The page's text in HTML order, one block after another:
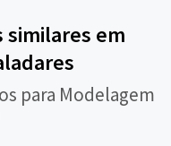
similares em
para Modelagem